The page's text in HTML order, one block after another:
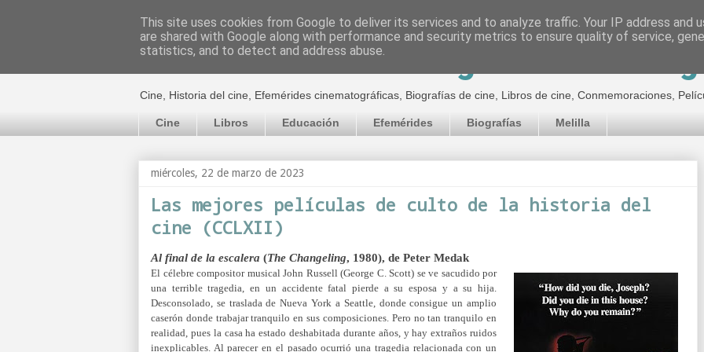
El cultural cinematográfico de Jorge
Cine, Historia del cine, Efemérides cinematográficas, Biografías de cine, Libros de cine, Conmemoraciones,
Cine Libros Educación Efemérides Biografías Melilla
miércoles, 22 de marzo de 2023
Las mejores películas de culto de la historia del
cine (CCLXII)
Al final de la escalera (The Changeling, 1980), de Peter Medak
El célebre compositor musical John Russell (George C. Scott) se ve sacudido por
una terrible tragedia, en un accidente fatal pierde a su esposa y a su hija.
Desconsolado, se traslada de Nueva York a Seattle, donde consigue un amplio
caserón donde trabajar tranquilo en sus composiciones. Pero no tan tranquilo en
realidad, pues la casa ha estado deshabitada durante años, y hay extraños ruidos
inexplicables. Al parecer en el pasado ocurrió una tragedia relacionada con un
This site uses cookies from Google to deliver its services and to analyze traffic. Your IP address and
are shared with Google along with performance and security metrics to ensure quality of service,
statistics, and to detect and address abuse.